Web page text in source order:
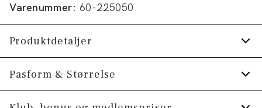
Varenummer: 60-225050
Produktdetaljer
Skjorten har button-down krave.
Manchetten har to knapper til at justere
Pasform & Størrelse